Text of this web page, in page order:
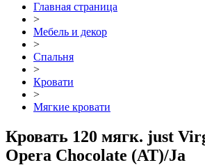
Главная страница
>
Мебель и декор
>
Спальня
>
Кровати
>
Мягкие кровати
Кровать 120 мягк. just
Opera Chocolate (AT)/Ja